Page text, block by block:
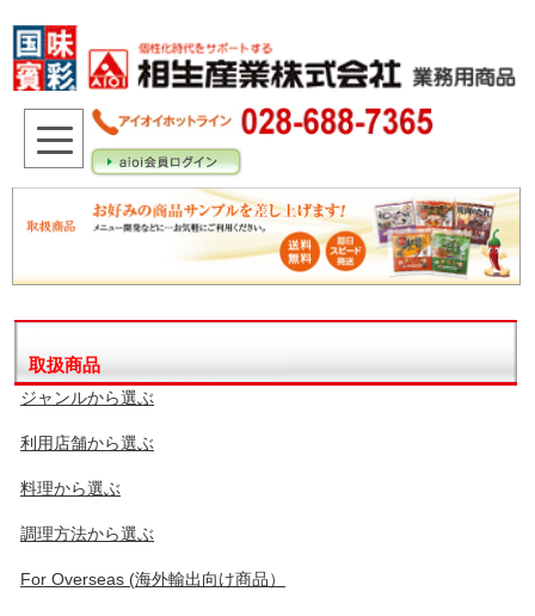
取扱商品
ジャンルから選ぶ
利用店舗から選ぶ
料理から選ぶ
調理方法から選ぶ
For Overseas (海外輸出向け商品）